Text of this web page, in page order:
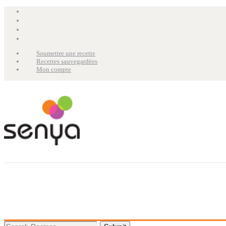
Soumettre une recette
Recettes sauvegardées
Mon compte